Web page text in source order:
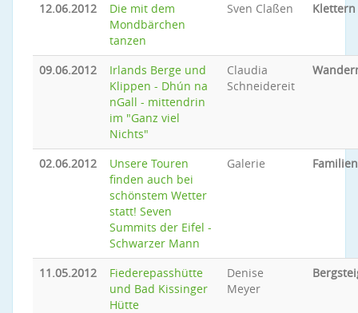
12.06.2012
Die mit dem
Mondbärchen
tanzen
Sven Claßen Klettern
09.06.2012
Irlands Berge und
Klippen - Dhún na
nGall - mittendrin
im "Ganz viel
Nichts"
Claudia
Schneidereit
02.06.2012
Unsere Touren
finden auch bei
schönstem Wetter
statt! Seven
Summits der Eifel -
Schwarzer Mann
Galerie
11.05.2012
Fiederepasshütte
und Bad Kissinger
Hütte
Denise
Meyer